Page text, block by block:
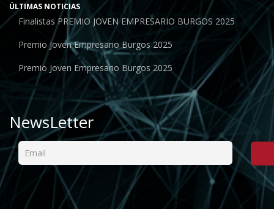
ÚLTIMAS NOTICIAS
Finalistas PREMIO JOVEN EMPRESARIO BURGOS 2025
Premio Joven Empresario Burgos 2025
Premio Joven Empresario Burgos 2025
NewsLetter